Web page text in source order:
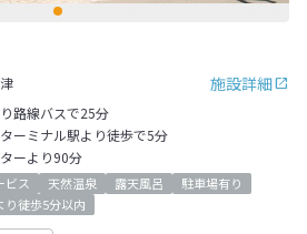
施設詳細
路線バスで25分
ーミナル駅より徒歩で5分
ーより90分
ビス 天然温泉 露天風呂
駐車場有り
り徒歩5分以内